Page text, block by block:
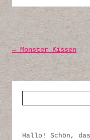
Post navigation
←Monster Kissen
Hallo! Schön,